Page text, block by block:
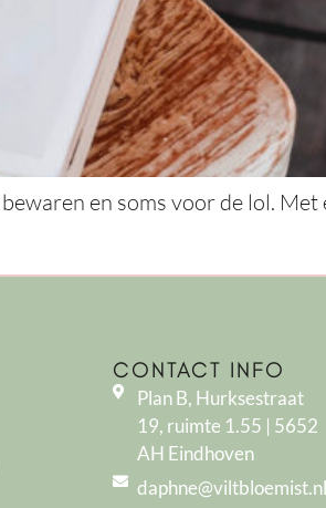
en soms voor de lol.
CONTACT INFO
Plan B, Hurksestraat
19, ruimte 1.55 | 5652
AH Eindhoven
daphne@viltbloemist.nl